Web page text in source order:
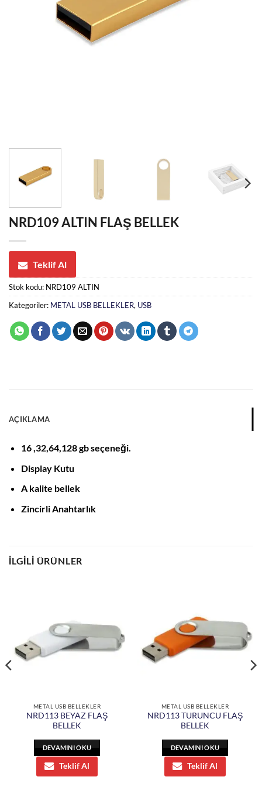
NRD109 ALTIN FLAŞ BELLEK
Teklif Al
Stok kodu: NRD109 ALTIN
Kategoriler: METAL USB BELLEKLER, USB
AÇIKLAMA
16 ,32,64,128 gb seçeneği.
Display Kutu
A kalite bellek
Zincirli Anahtarlık
İLGILI ÜRÜNLER
METAL USB BELLEKLER
NRD113 BEYAZ FLAŞ
BELLEK
DEVAMINI OKU
Teklif Al
METAL USB BELLEKLER
NRD113 TURUNCU FLAŞ
BELLEK
DEVAMINI OKU
Teklif Al